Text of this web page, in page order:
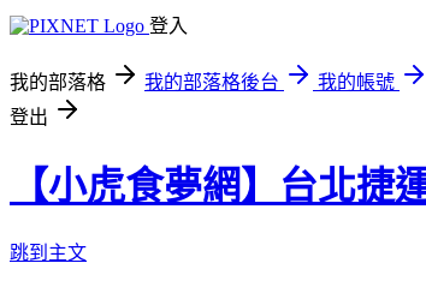
登入
我的部落格 我的部落格後台
我的帳號
登出
【小虎食夢網】台北捷
跳到主文